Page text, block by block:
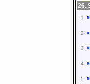
26.
1
2
3
4
5